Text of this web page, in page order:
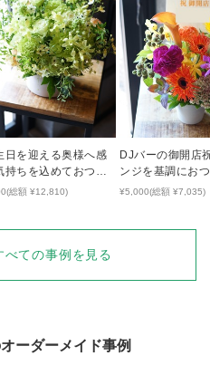
日を迎える奥様へ感
持ちを込めておつく
アレンジメント
総額 ¥12,810)
DJバーの御開店
ンジを基調にお
鮮やかなアレン
¥5,000(総額 ¥7,035)
べての事例を見る
ーダーメイド事例